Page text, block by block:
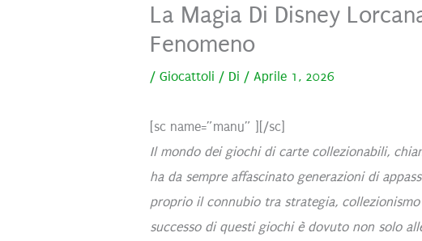
La Magia Di Disney
Fenomeno
/Giocattoli / Di /Aprile 1, 2026
[sc name=”manu” ][/sc]
Il mondo dei giochi di carte collezionabili,
ha da sempre affascinato generazioni di
proprio il connubio tra strategia,
successo di questi giochi è dovuto non solo